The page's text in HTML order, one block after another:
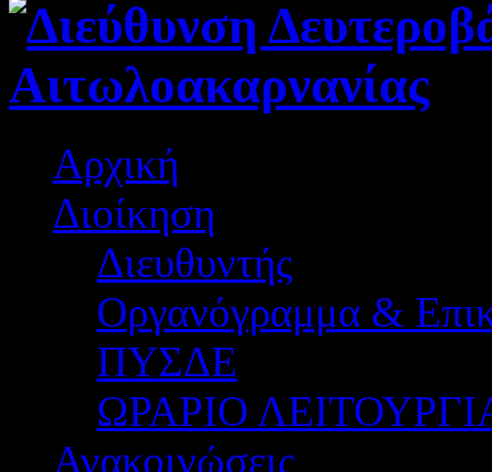
Αρχική
Διοίκηση
Διευθυντής
Οργανόγραμμα &
ΠΥΣΔΕ
ΩΡΑΡΙΟ
Ανακοινώσεις